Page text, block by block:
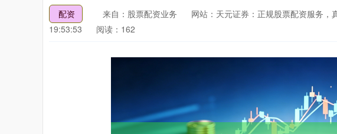
配资 来自：股票配资业务 网站：天元证券：正规股票配资服务，
19:53:53
阅读：162